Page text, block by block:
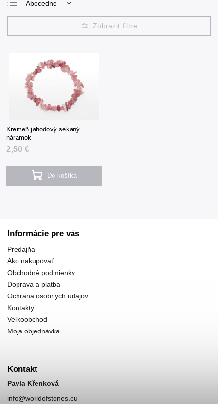
Abecedne
Najlacnejšie
Najdrahšie
Kremeň jahodový sekaný
náramok
2,50 €
Do košíka
Informácie pre vás
Predajňa
Ako nakupovať
Obchodné podmienky
Doprava a platba
Ochrana osobných údajov
Kontakty
Veľkoobchod
Moja objednávka
Kontakt
Pavla Křenková
info@worldofstones.eu